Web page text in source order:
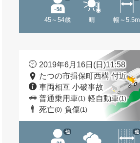
45～54歳 晴 幅～5.5m
2019年6月16日(日)11:58
たつの市揖保町西構 付近
車両相互 小破事故
普通乗用車(1) 軽自動車(1)
死亡(0) 負傷(1)
他 他